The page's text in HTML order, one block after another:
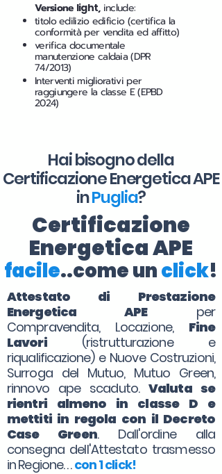
Versione light,include:
titolo edilizio edificio (certifica la
conformità per vendita ed affitto)
verifica documentale
manutenzione caldaia (DPR
74/2013)
Interventi migliorativi per
raggiungere la classe E (EPBD
2024)
Hai bisogno della
Certificazione Energetica APE
inPuglia?
Certificazione
Energetica APE
facile..come unclick!
Attestato di Prestazione
Energetica APEper
Compravendita, Locazione, Fine
Lavori(ristrutturazione e
riqualificazione) e Nuove Costruzioni,
Surroga del Mutuo, Mutuo Green,
rinnovo ape scaduto.Valuta se
rientri almeno in classe D e
mettiti in regola con il Decreto
Case Green. Dall'ordine alla
consegna dell'Attestato trasmesso
in Regione. . .con 1 click!